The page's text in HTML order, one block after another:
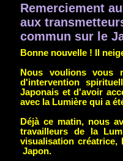
Remerciement
aux
commun sur le
Bonne nouvelle ! Il
Nous voulions vous
d'intervention
Japonais et d'avoir
avec la Lumière qui a
Déjà ce matin, nous
travailleurs de la
visualisation créatrice,
Japon.